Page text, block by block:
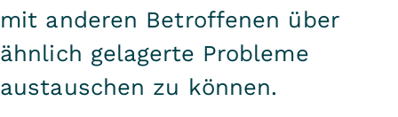
mit anderen Betroffenen über
ähnlich gelagerte Probleme
austauschen zu können.